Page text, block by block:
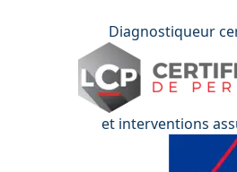
Diagnostiqueur
et interventions